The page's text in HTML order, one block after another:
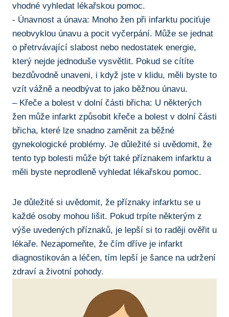
vhodné vyhledat lékařskou pomoc.
-⁤ Únavnost a⁣ únava: Mnoho ⁣žen při ‍infarktu pociťuje
neobvyklou únavu a pocit⁢ vyčerpání. ⁣Může​ se jednat
o přetrvávající slabost nebo nedostatek energie,
který nejde jednoduše vysvětlit. Pokud se ‌cítíte
bezdůvodně ​unaveni, i když jste v klidu, měli byste to​
vzít vážně a neodbývat to jako běžnou únavu.
– Křeče ⁣a bolest v dolní části ⁢břicha: ‍U některých
žen může ​infarkt způsobit křeče a bolest v dolní části
břicha, které lze snadno zaměnit‍ za‍ běžné⁤
gynekologické problémy. Je důležité⁢ si uvědomit, že‍
tento⁤ typ bolesti může být také příznakem infarktu a
měli byste neprodleně vyhledat ⁣lékařskou pomoc.
Je důležité si uvědomit, ‍že příznaky infarktu se ⁣u
každé osoby⁢ mohou lišit. Pokud trpíte některým z
výše uvedených ⁣příznaků, je lepší ⁤si to⁤ raději ověřit u
⁤lékaře. ​Nezapomeňte, že čím dříve ‍je infarkt
diagnostikován a léčen, tím lepší⁢ je šance na udržení
zdraví ⁣a životní pohody.